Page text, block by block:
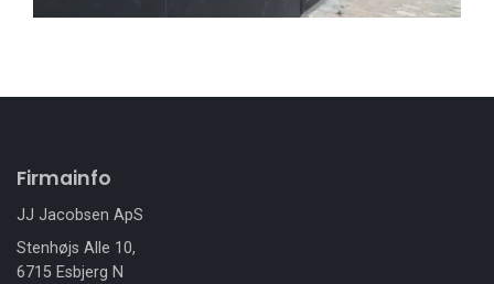
Firmainfo
JJ Jacobsen ApS
Stenhøjs Alle 10,
6715 Esbjerg N